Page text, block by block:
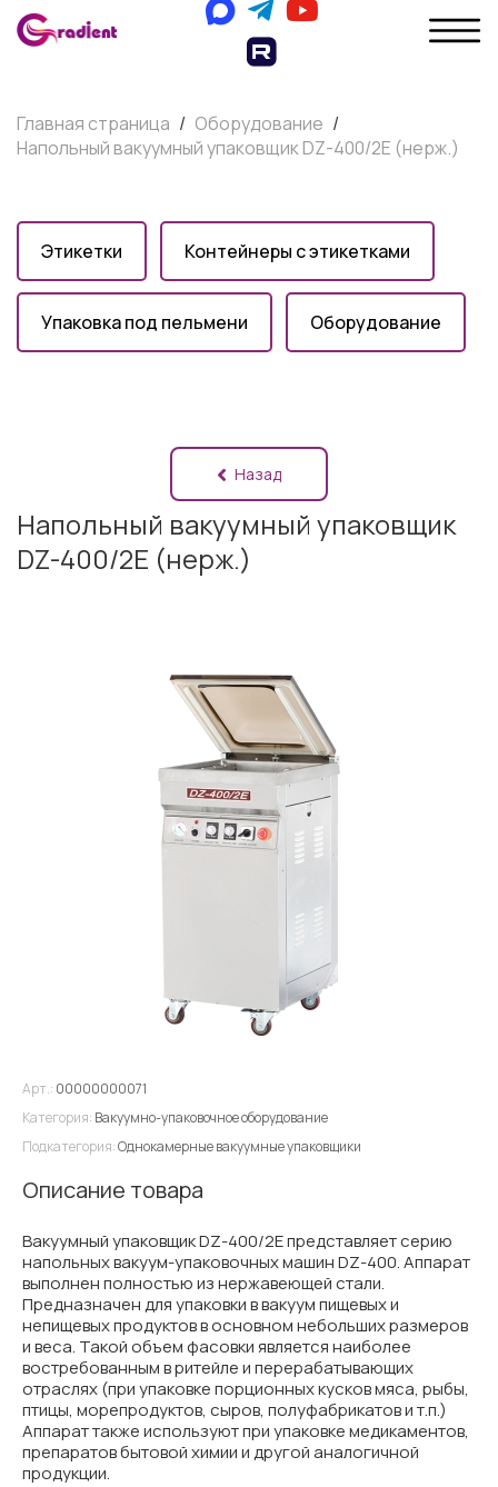
Главная страница / Оборудование /
Напольный вакуумный упаковщик DZ-400/2E (нерж.)
Этикетки Контейнеры с этикетками
Упаковка под пельмени Оборудование
Назад
Напольный вакуумный упаковщик
DZ-400/2E (нерж.)
Арт.: 00000000071
Категория: Вакуумно-упаковочное оборудование
Подкатегория:Однокамерные вакуумные упаковщики
Описание товара
Вакуумный упаковщик DZ-400/2E представляет серию
напольных вакуум-упаковочных машин DZ-400. Аппарат
выполнен полностью из нержавеющей стали.
Предназначен для упаковки в вакуум пищевых и
непищевых продуктов в основном небольших размеров
и веса. Такой объем фасовки является наиболее
востребованным в ритейле и перерабатывающих
отраслях (при упаковке порционных кусков мяса, рыбы,
птицы, морепродуктов, сыров, полуфабрикатов и т.п.)
Аппарат также используют при упаковке медикаментов,
препаратов бытовой химии и другой аналогичной
продукции.